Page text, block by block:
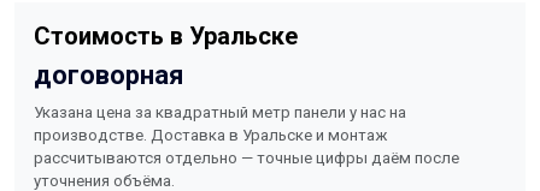
Стоимость в Уральске
договорная
Указана цена за квадратный метр панели у нас на
производстве. Доставка в Уральске и монтаж
рассчитываются отдельно — точные цифры даём после
уточнения объёма.